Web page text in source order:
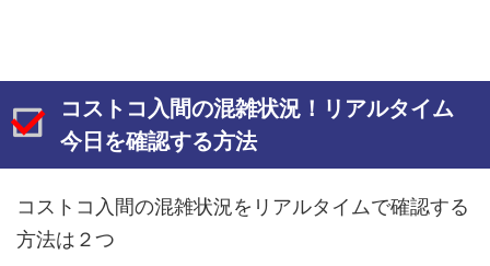
コストコ入間の混雑状況！リアルタイム
今日を確認する方法
コストコ入間の混雑状況をリアルタイムで確認する
方法は２つ